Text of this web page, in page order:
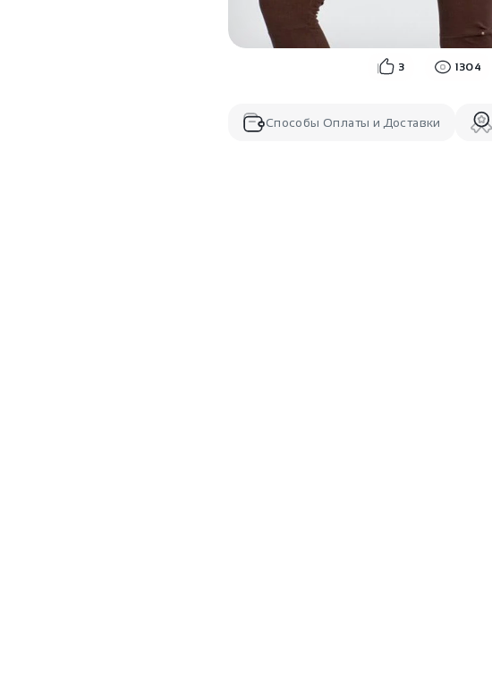
3 1304
Способы Оплаты и Доставки